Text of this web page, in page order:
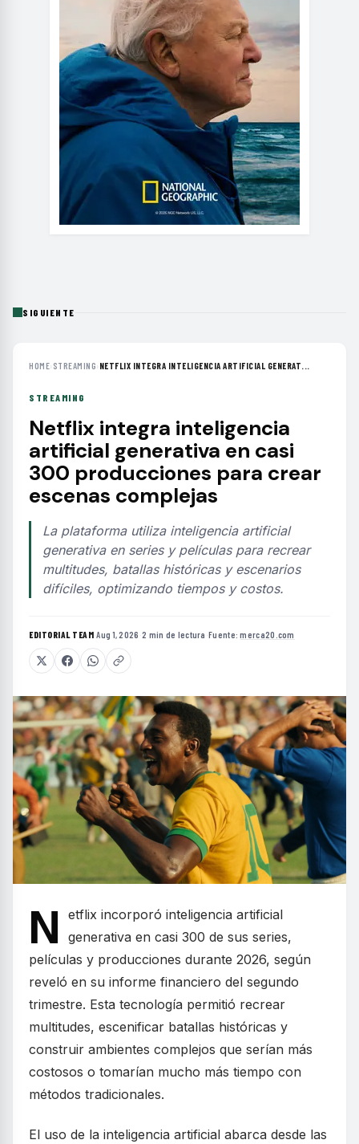
SIGUIENTE
HOME› STREAMING› NETFLIX INTEGRA INTELIGENCIA ARTIFICIAL GENERAT...
STREAMING
Netflix integra inteligencia
artificial generativa en casi
300 producciones para crear
escenas complejas
La plataforma utiliza inteligencia artificial
generativa en series y películas para recrear
multitudes, batallas históricas y escenarios
difíciles, optimizando tiempos y costos.
EDITORIAL TEAM·Aug 1, 2026 ·2 min de lectura ·Fuente:merca20.com
N
etflix incorporó inteligencia artificial
generativa en casi 300 de sus series,
películas y producciones durante 2026, según
reveló en su informe financiero del segundo
trimestre. Esta tecnología permitió recrear
multitudes, escenificar batallas históricas y
construir ambientes complejos que serían más
costosos o tomarían mucho más tiempo con
métodos tradicionales.
El uso de la inteligencia artificial abarca desde las